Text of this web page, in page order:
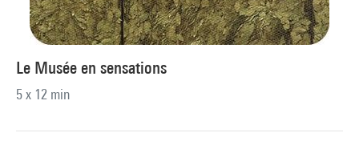
Le Musée en sensations
5 x 12 min